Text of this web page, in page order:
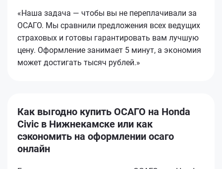
«Наша задача — чтобы вы не переплачивали за
ОСАГО. Мы сравнили предложения всех ведущих
страховых и готовы гарантировать вам лучшую
цену. Оформление занимает 5 минут, а экономия
может достигать тысяч рублей.»
Как выгодно купить ОСАГО на Honda
Civic в Нижнекамске или как
сэкономить на оформлении осаго
онлайн